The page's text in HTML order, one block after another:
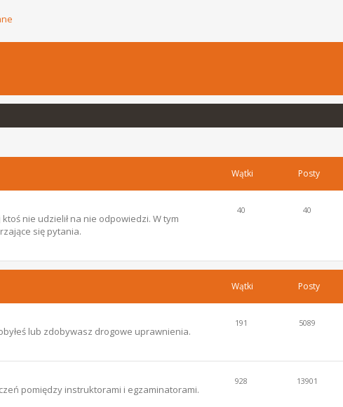
Wątki Posty
nie udzielił na nie odpowiedzi. W tym
się pytania.
40 40
Wątki Posty
lub zdobywasz drogowe uprawnienia.
191 5089
pomiędzy instruktorami i egzaminatorami.
928 13901